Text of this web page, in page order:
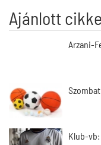
Ajánlott
Arzani-
Klub-